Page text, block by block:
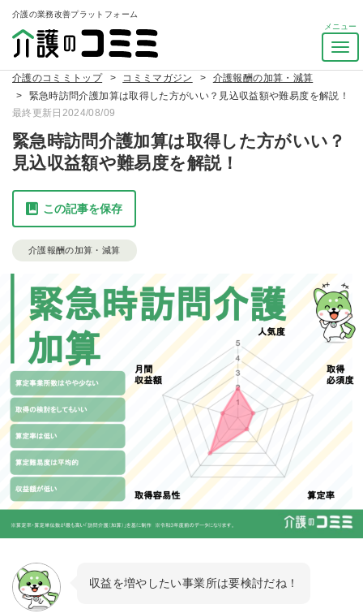
介護の業務改善プラットフォーム
ナ
ビ
ー
ョ
介護のコミミトップ コミミマガジン
介護報酬の加算・減算
緊急時訪問介護加算は取得した方がいい？見込収益額や難易度を解説！
最終更新日2024/08/09
緊急時訪問介護加算は取得した方がいい？
見込収益額や難易度を解説！
この記事を保存
介護報酬の加算・減算
収益を増やしたい事業所は要検討だね！